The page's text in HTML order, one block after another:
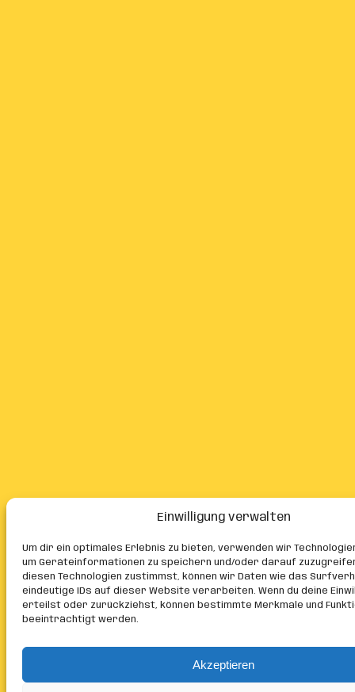
Einwilligung verwalten
Um dir ein optimales Erlebnis zu bieten, verwenden wir
um Geräteinformationen zu speichern und/oder darauf
diesen Technologien zustimmst, können wir Daten wie das
eindeutige IDs auf dieser Website verarbeiten. Wenn du deine
erteilst oder zurückziehst, können bestimmte Merkmale und
beeinträchtigt werden.
Akzeptieren